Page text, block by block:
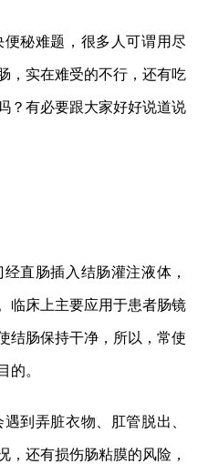
秘难题，很多人可谓用尽
，实在难受的不行，还有吃
？有必要跟大家好好说道说
直肠插入结肠灌注液体，
临床上主要应用于患者肠镜
结肠保持干净，所以，常使
。
到弄脏衣物、肛管脱出、
，还有损伤肠粘膜的风险，